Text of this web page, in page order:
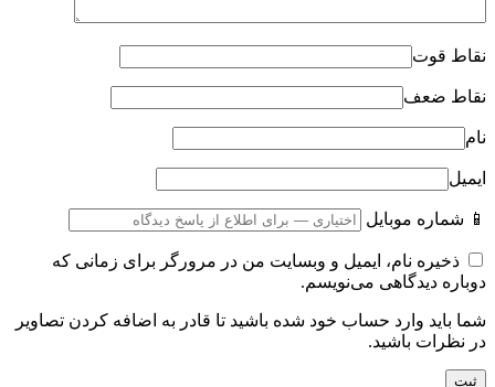
نقاط قوت
نقاط ضعف
نام
ایمیل
📱 شماره موبایل
ذخیره نام، ایمیل و وبسایت من در مرورگر برای زمانی که
دوباره دیدگاهی می‌نویسم.
شما باید وارد حساب خود شده باشید تا قادر به اضافه کردن تصاویر
در نظرات باشید.